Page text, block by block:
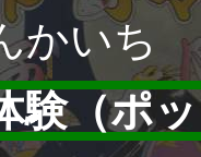
かいち
験（ポ